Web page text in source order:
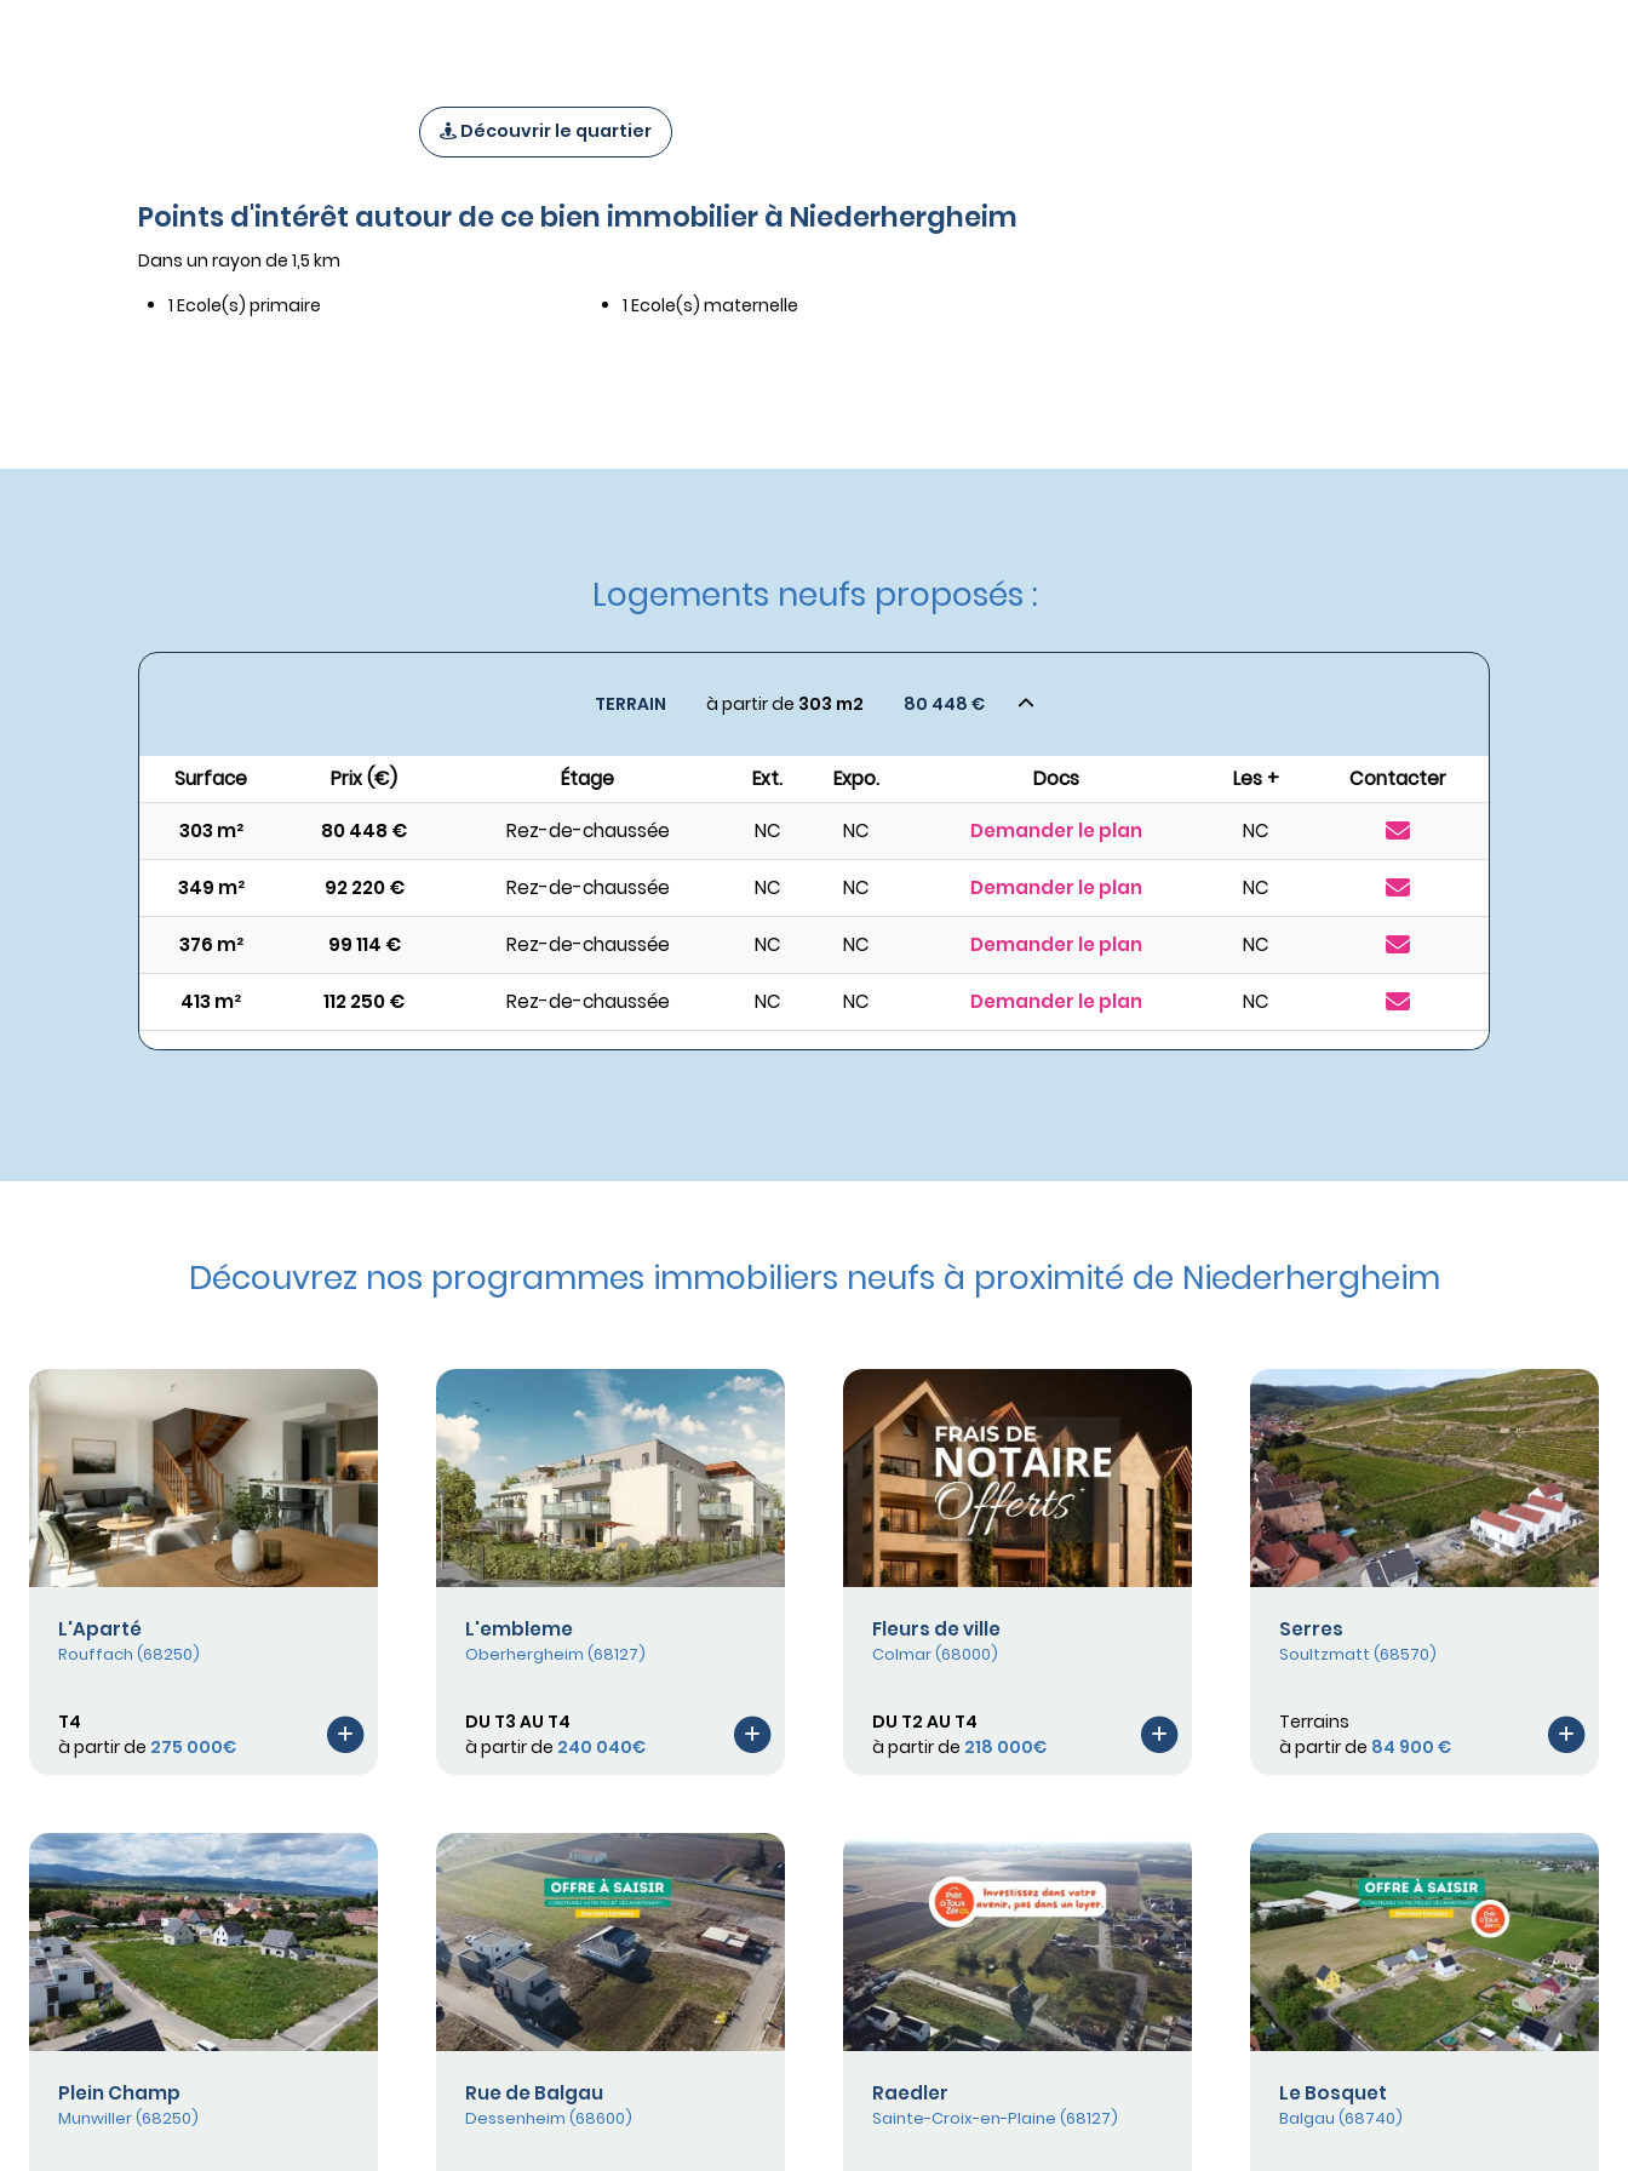
Découvrir le quartier
Points d'intérêt autour de ce bien immobilier à Niederhergheim
Dans un rayon de 1,5 km
1 Ecole(s) primaire
1 Ecole(s) maternelle
Logements neufs proposés :
TERRAIN à partir de 303 m2 80 448 €
Surface Prix (€) Étage Ext. Expo. Docs Les + Contacter
303 m² 80 448 € Rez-de-chaussée NC NC Demander le plan NC
349 m² 92 220 € Rez-de-chaussée NC NC Demander le plan NC
376 m² 99 114 € Rez-de-chaussée NC NC Demander le plan NC
413 m² 112 250 € Rez-de-chaussée NC NC Demander le plan NC
Découvrez nos programmes immobiliers neufs à proximité de Niederhergheim
L'Aparté
Rouffach (68250)
T4
à partir de 275 000€
L'embleme
Oberhergheim (68127)
DU T3 AU T4
à partir de 240 040€
Fleurs de ville
Colmar (68000)
DU T2 AU T4
à partir de 218 000€
Serres
Soultzmatt (68570)
Terrains
à partir de 84 900 €
Plein Champ
Munwiller (68250)
Rue de Balgau
Dessenheim (68600)
Raedler
Sainte-Croix-en-Plaine (68127)
Le Bosquet
Balgau (68740)